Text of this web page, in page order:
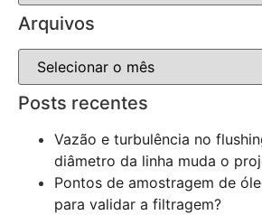
Arquivos
Posts recentes
Vazão e turbulência no
diâmetro da linha muda o
Pontos de amostragem de
para validar a filtragem?